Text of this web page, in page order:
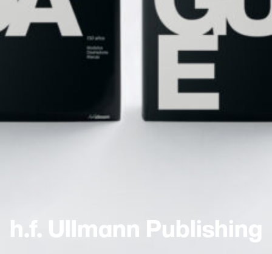
h.f. Ullmann Publishing